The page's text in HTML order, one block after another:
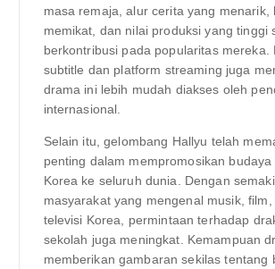
masa remaja, alur cerita yang menarik,
memikat, dan nilai produksi yang tinggi
berkontribusi pada popularitas mereka.
subtitle dan platform streaming juga
drama ini lebih mudah diakses oleh
internasional.
Selain itu, gelombang Hallyu telah
penting dalam mempromosikan
Korea ke seluruh dunia. Dengan
masyarakat yang mengenal musik,
televisi Korea, permintaan terhadap
sekolah juga meningkat. Kemampuan
memberikan gambaran sekilas tentang